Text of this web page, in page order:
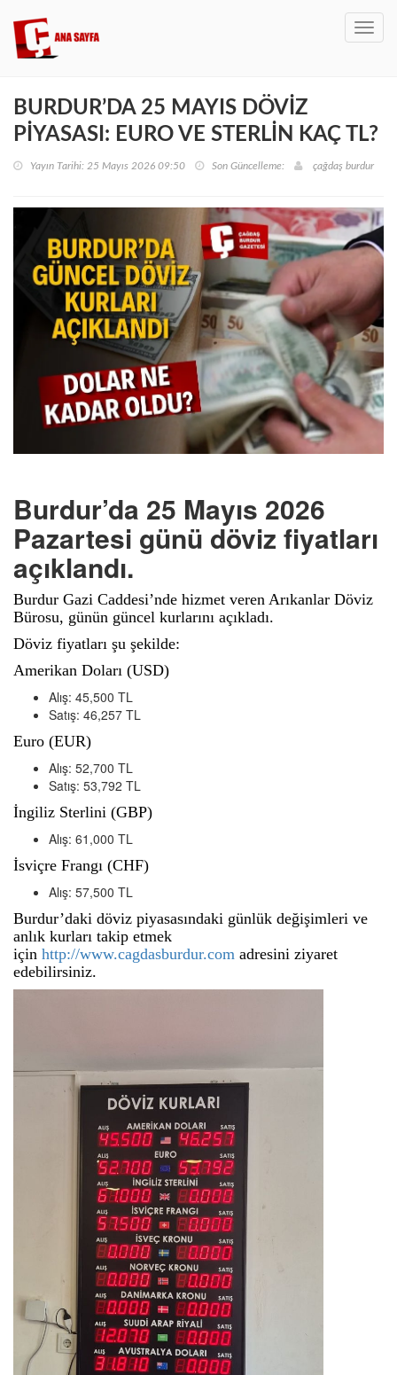
BURDUR’DA 25 MAYIS DÖVİZ
PİYASASI: EURO VE STERLİN KAÇ TL?
Yayın Tarihi: 25 Mayıs 2026 09:50 Son Güncelleme: çağdaş burdur
Burdur’da 25 Mayıs 2026
Pazartesi günü döviz fiyatları
açıklandı.
Burdur Gazi Caddesi’nde hizmet veren Arıkanlar Döviz
Bürosu, günün güncel kurlarını açıkladı.
Döviz fiyatları şu şekilde:
Amerikan Doları (USD)
Alış: 45,500 TL
Satış: 46,257 TL
Euro (EUR)
Alış: 52,700 TL
Satış: 53,792 TL
İngiliz Sterlini (GBP)
Alış: 61,000 TL
İsviçre Frangı (CHF)
Alış: 57,500 TL
Burdur’daki döviz piyasasındaki günlük değişimleri ve
anlık kurları takip etmek
için http://www.cagdasburdur.com adresini ziyaret
edebilirsiniz.